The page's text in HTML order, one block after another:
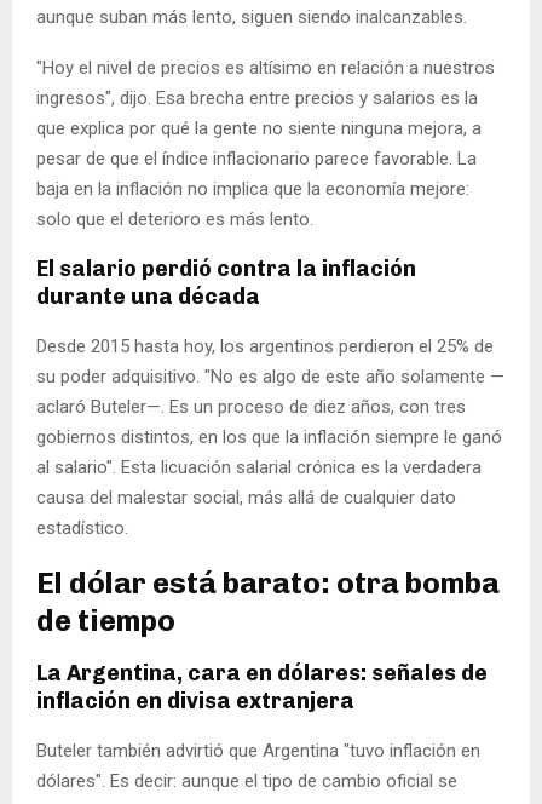
aunque suban más lento, siguen siendo inalcanzables.
"Hoy el nivel de precios es altísimo en relación a nuestros
ingresos", dijo. Esa brecha entre precios y salarios es la
que explica por qué la gente no siente ninguna mejora, a
pesar de que el índice inflacionario parece favorable. La
baja en la inflación no implica que la economía mejore:
solo que el deterioro es más lento.
El salario perdió contra la inflación
durante una década
Desde 2015 hasta hoy, los argentinos perdieron el 25% de
su poder adquisitivo. "No es algo de este año solamente —
aclaró Buteler—. Es un proceso de diez años, con tres
gobiernos distintos, en los que la inflación siempre le ganó
al salario". Esta licuación salarial crónica es la verdadera
causa del malestar social, más allá de cualquier dato
estadístico.
El dólar está barato: otra bomba
de tiempo
La Argentina, cara en dólares: señales de
inflación en divisa extranjera
Buteler también advirtió que Argentina "tuvo inflación en
dólares". Es decir: aunque el tipo de cambio oficial se